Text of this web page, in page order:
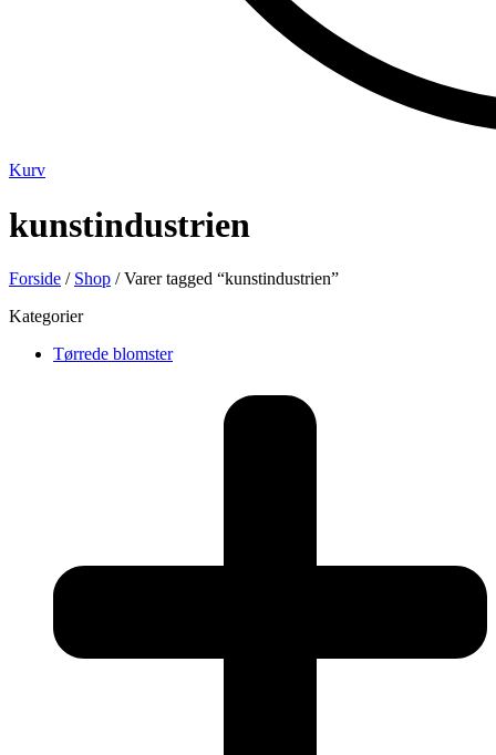
Kurv
kunstindustrien
Forside / Shop / Varer tagged “kunstindustrien”
Kategorier
Tørrede blomster